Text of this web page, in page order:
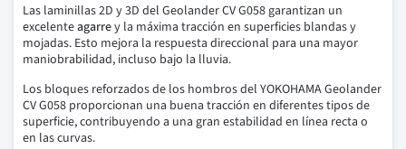
Las laminillas 2D y 3D del Geolander CV G058 garantizan un
excelenteagarrey la máxima tracción en superficies blandas y
mojadas. Esto mejora la respuesta direccional para una mayor
maniobrabilidad, incluso bajo la lluvia.
Los bloques reforzados de los hombros del YOKOHAMA Geolander
CV G058 proporcionan una buena tracción en diferentes tipos de
superficie, contribuyendo a una gran estabilidad en línea recta o
en las curvas.